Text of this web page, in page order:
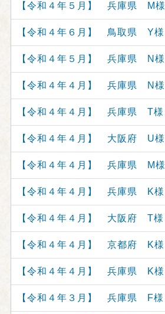
【令和４年５月】 兵庫県 M様
【令和４年６月】 鳥取県 Y様
【令和４年５月】 兵庫県 N様
【令和４年４月】 兵庫県 N様
【令和４年４月】 兵庫県 T様
【令和４年４月】 大阪府 U様
【令和４年４月】 兵庫県 M様
【令和４年４月】 兵庫県 K様
【令和４年４月】 大阪府 T様
【令和４年４月】 京都府 K様
【令和４年４月】 兵庫県 K様
【令和４年３月】 兵庫県 F様